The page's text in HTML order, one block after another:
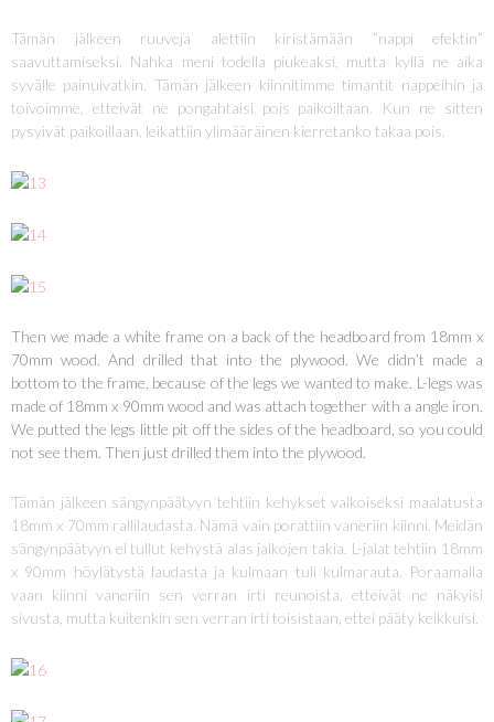
Tämän jälkeen ruuveja alettiin kiristämään ”nappi efektin”
saavuttamiseksi. Nahka meni todella piukeaksi, mutta kyllä ne aika
syvälle painuivatkin. Tämän jälkeen kiinnitimme timantit nappeihin ja
toivoimme, etteivät ne pongahtaisi pois paikoiltaan. Kun ne sitten
pysyivät paikoillaan, leikattiin ylimääräinen kierretanko takaa pois.
Then we made a white frame on a back of the headboard from 18mm x
70mm wood. And drilled that into the plywood. We didn’t made a
bottom to the frame, because of the legs we wanted to make. L-legs was
made of 18mm x 90mm wood and was attach together with a angle iron.
We putted the legs little pit off the sides of the headboard, so you could
not see them. Then just drilled them into the plywood.
Tämän jälkeen sängynpäätyyn tehtiin kehykset valkoiseksi maalatusta
18mm x 70mm rallilaudasta. Nämä vain porattiin vaneriin kiinni. Meidän
sängynpäätyyn ei tullut kehystä alas jalkojen takia. L-jalat tehtiin 18mm
x 90mm höylätystä laudasta ja kulmaan tuli kulmarauta. Poraamalla
vaan kiinni vaneriin sen verran irti reunoista, etteivät ne näkyisi
sivusta, mutta kuitenkin sen verran irti toisistaan, ettei pääty keikkuisi.